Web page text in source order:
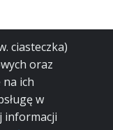
ciasteczka)
oraz
ich
w
informacji